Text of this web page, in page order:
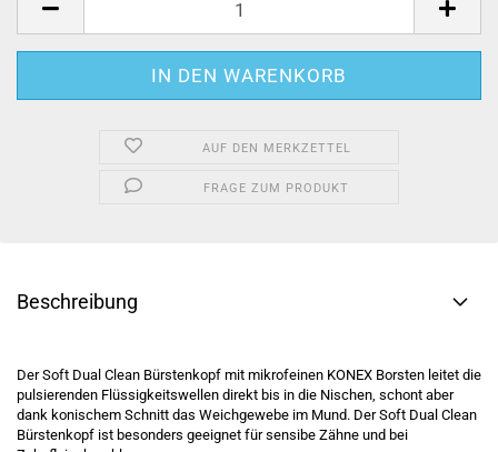
AUF DEN MERKZETTEL
FRAGE ZUM PRODUKT
Beschreibung
Der Soft Dual Clean Bürstenkopf mit mikrofeinen KONEX Borsten leitet die
pulsierenden Flüssigkeitswellen direkt bis in die Nischen, schont aber
dank konischem Schnitt das Weichgewebe im Mund. Der Soft Dual Clean
Bürstenkopf ist besonders geeignet für sensibe Zähne und bei